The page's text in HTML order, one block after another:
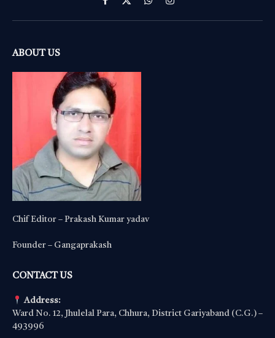
Facebook
X
(Twitter)
WhatsAppInstagram
ABOUT US
Chif Editor – Prakash Kumar yadav
Founder – Gangaprakash
CONTACT US
Address:
Ward No. 12, Jhulelal Para, Chhura, District Gariyaband (C.G.) –
493996